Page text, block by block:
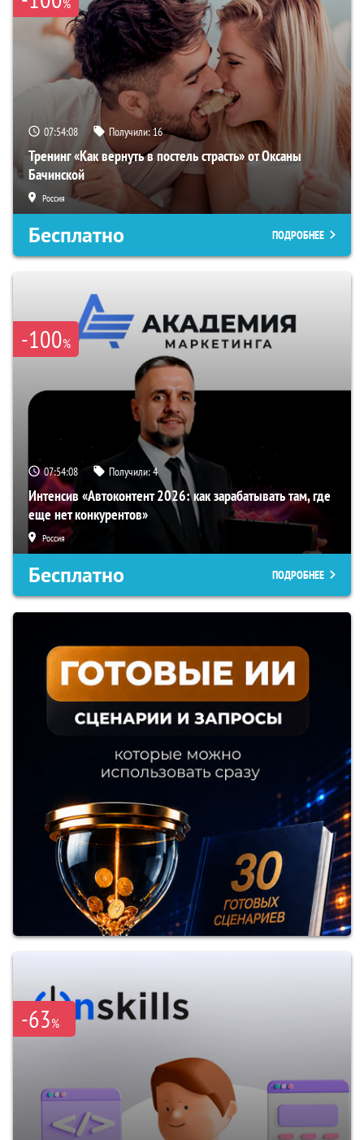
%
07:54:07 Получили:16
Тренинг «Как вернуть в постель страсть» от Оксаны
Бачинской
Россия
Бесплатно ПОДРОБНЕЕ
-100%
07:54:07 Получили:4
Интенсив «Автоконтент 2026: как зарабатывать там, где
еще нет конкурентов»
Россия
Бесплатно ПОДРОБНЕЕ
-63%